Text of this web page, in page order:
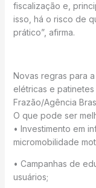
fiscalização e,
isso, há o risco de
prático”, afirma.
Novas regras para
elétricas e
Frazão/Agência
O que pode ser
• Investimento em
micromobilidade
• Campanhas de
usuários;